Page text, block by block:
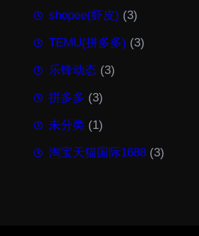
shopee(虾皮) (3)
TEMU(拼多多) (3)
乐锋动态 (3)
拼多多 (3)
未分类 (1)
淘宝天猫国际1688 (3)